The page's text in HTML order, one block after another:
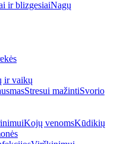
ir blizgesiaiNagų
ir vaikų
Stresui mažintiSvorio
Kojų venomsKūdikių